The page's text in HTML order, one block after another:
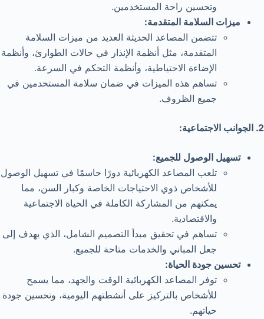
وتحسين راحة المستخدمين.
ميزات السلامة المتقدمة:
تتضمن المصاعد الحديثة العديد من ميزات السلامة
المتقدمة، مثل أنظمة الإنذار في حالات الطوارئ، وأنظمة
الإضاءة الاحتياطية، وأنظمة التحكم في السرعة.
تساهم هذه الميزات في ضمان سلامة المستخدمين في
جميع الظروف.
2. الجوانب الاجتماعية:
تسهيل الوصول للجميع:
تلعب المصاعد الكهربائية دورًا حاسمًا في تسهيل الوصول
للأشخاص ذوي الاحتياجات الخاصة وكبار السن، مما
يمكنهم من المشاركة الكاملة في الحياة الاجتماعية
والاقتصادية.
تساهم في تحقيق مبدأ التصميم الشامل، الذي يهدف إلى
جعل المباني والخدمات متاحة للجميع.
تحسين جودة الحياة:
توفر المصاعد الكهربائية الوقت والجهد، مما يسمح
للأشخاص بالتركيز على أنشطتهم اليومية، وتحسين جودة
حياتهم.